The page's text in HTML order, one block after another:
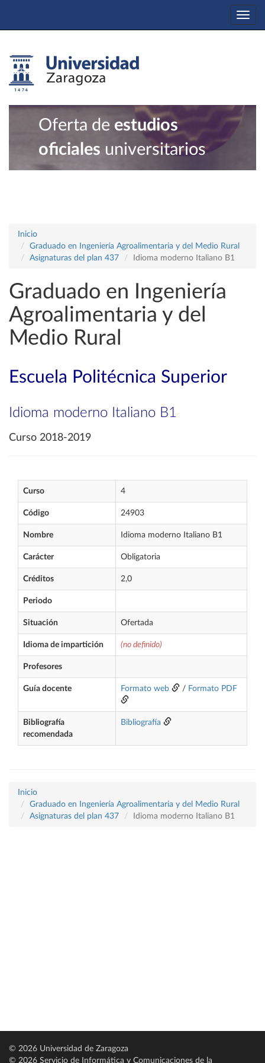
Oferta de estudios
oficiales universitarios
Inicio
Graduado en Ingeniería Agroalimentaria y del Medio Rural
Asignaturas del plan 437
Idioma moderno Italiano B1
Graduado en Ingeniería
Agroalimentaria y del
Medio Rural
Escuela Politécnica Superior
Idioma moderno Italiano B1
Curso 2018-2019
Curso 4
Código 24903
Nombre Idioma moderno Italiano B1
Carácter Obligatoria
Créditos 2,0
Periodo
Situación Ofertada
Idioma de impartición (no definido)
Profesores
Guía docente Formato web / Formato PDF
Bibliografía
recomendada
Bibliografía
Inicio
Graduado en Ingeniería Agroalimentaria y del Medio Rural
Asignaturas del plan 437
Idioma moderno Italiano B1
© 2026 Universidad de Zaragoza
© 2026 Servicio de Informática y Comunicaciones de la